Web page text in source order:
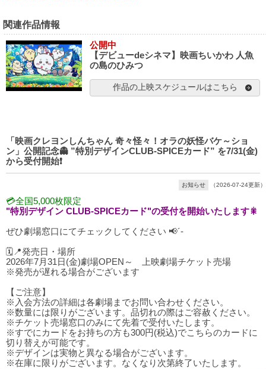
関連作品情報
公開中
【デビューdeシネマ】映画ちいかわ 人魚
の島のひみつ
作品の上映スケジュールはこちら
「映画クレヨンしんちゃん 奇々怪々！オラの妖怪バケ～ショ
ン」公開記念👻 ”特別デザインCLUB-SPICEカード” を7/31(金)
から受付開始❗️
お知らせ （2026-07-24更新）
💳全国5,000枚限定
"特別デザイン CLUB-SPICEカード"の受付を開始いたします🎇
ぜひ劇場窓口にてチェックしてください 📢´-
🗓️📍発売日・場所
2026年7月31日(金)劇場OPEN～ 上映劇場チケット売場
※発売が遅れる場合がございます
【ご注意】
※入会方法の詳細は各劇場までお問い合わせください。
※数量には限りがございます。品切れの際はご容赦ください。
※チケット売場窓口のみにて先着で受付いたします。
※すでにカードをお持ちの方も300円(税込)でこちらのカードに
切り替えが可能です。
※デザインは実物と異なる場合がございます。
※在庫に限りがございます。なくなり次第終了いたします。